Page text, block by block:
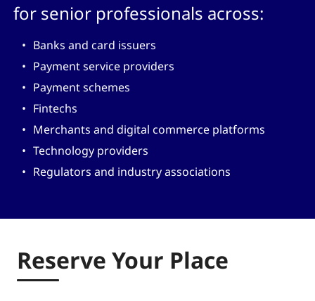
for senior professionals across:
Banks and card issuers
Payment service providers
Payment schemes
Fintechs
Merchants and digital commerce platforms
Technology providers
Regulators and industry associations
Reserve Your Place